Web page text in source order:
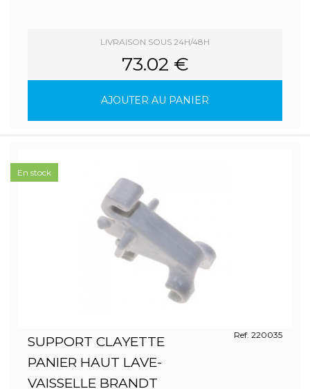
LIVRAISON SOUS 24H/48H
73.02 €
AJOUTER AU PANIER
SUPPORT CLAYETTE
PANIER HAUT LAVE-
VAISSELLE BRANDT
Ref. 220035
En stock